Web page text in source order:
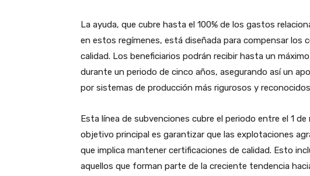
La ayuda, que cubre hasta el 100% de los gastos
en estos regímenes, está diseñada para compensar los
calidad. Los beneficiarios podrán recibir hasta un
durante un periodo de cinco años, asegurando así un
por sistemas de producción más rigurosos y
Esta línea de subvenciones cubre el periodo entre el 1
objetivo principal es garantizar que las explotaciones
que implica mantener certificaciones de calidad. Esto
aquellos que forman parte de la creciente tendencia